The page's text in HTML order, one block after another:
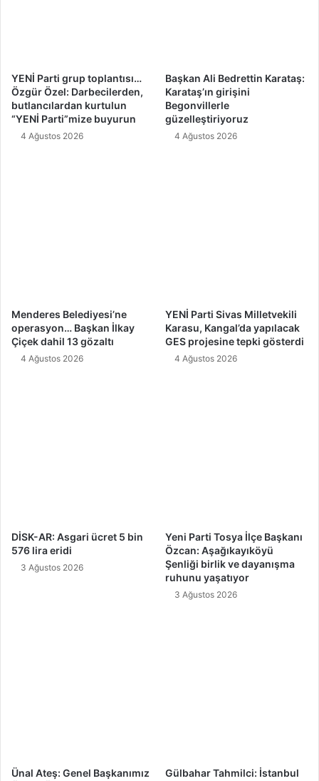
YENİ Parti grup toplantısı…
Özgür Özel: Darbecilerden,
butlancılardan kurtulun
“YENİ Parti”mize buyurun
4 Ağustos 2026
Başkan Ali Bedrettin Karataş:
Karataş’ın girişini
Begonvillerle
güzelleştiriyoruz
4 Ağustos 2026
Menderes Belediyesi’ne
operasyon… Başkan İlkay
Çiçek dahil 13 gözaltı
4 Ağustos 2026
YENİ Parti Sivas Milletvekili
Karasu, Kangal’da yapılacak
GES projesine tepki gösterdi
4 Ağustos 2026
DİSK-AR: Asgari ücret 5 bin
576 lira eridi
3 Ağustos 2026
Yeni Parti Tosya İlçe Başkanı
Özcan: Aşağıkayıköyü
Şenliği birlik ve dayanışma
ruhunu yaşatıyor
3 Ağustos 2026
Ünal Ateş: Genel Başkanımız
Gülbahar Tahmilci: İstanbul